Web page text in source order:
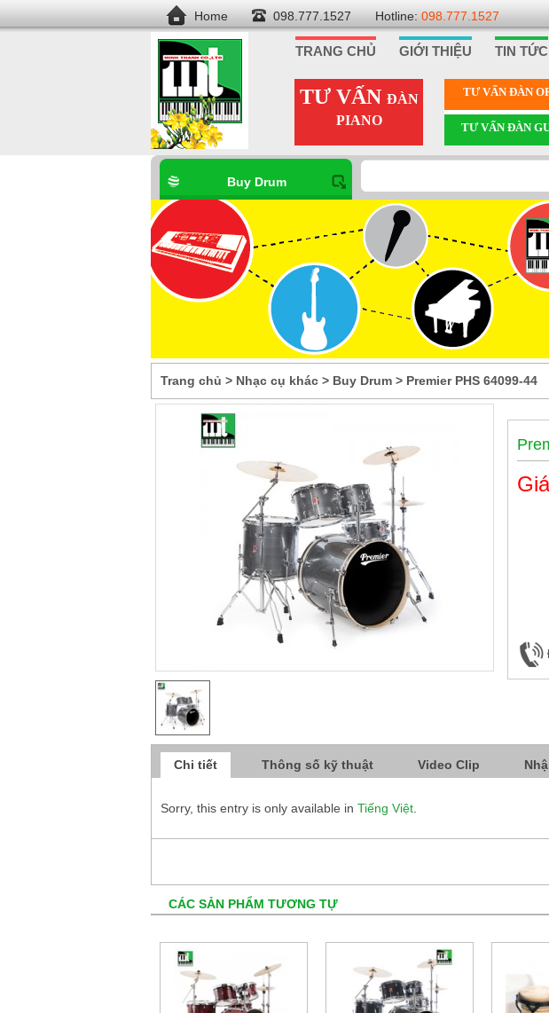
Home 098.777.1527 Hotline: 098.777.1527
TRANG CHỦ GIỚI THIỆU TIN TỨC
TƯ VẤN ĐÀN
PIANO
TƯ VẤN ÐÀN
TƯ VẤN ÐÀN
Buy Drum
Trang chủ > Nhạc cụ khác > Buy Drum > Premier PHS 64099-44
Chi tiết Thông số kỹ thuật Video Clip
Sorry, this entry is only available in Tiếng Việt
CÁC SẢN PHẨM TƯƠNG TỰ